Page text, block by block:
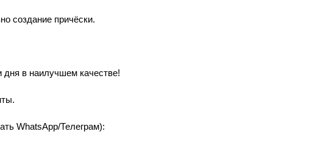
создание причëски.
дня в наилучшем качестве!
WhatsApp/Телеграм):